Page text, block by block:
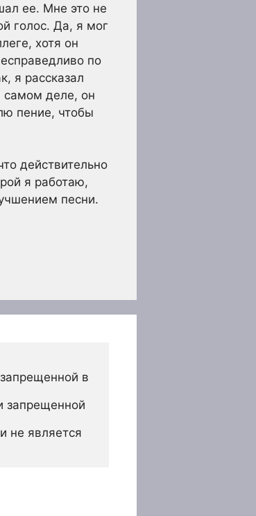
ее. Мне это не
голос. Да, я мог
хотя он
по
я рассказал
самом деле, он
пение, чтобы
действительно
я работаю,
песни.
в
запрещенной
не является